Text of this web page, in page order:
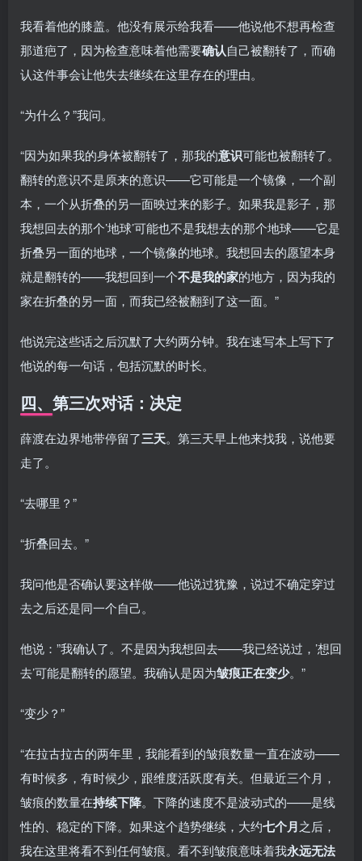
我看着他的膝盖。他没有展示给我看——他说他不想再检查
那道疤了，因为检查意味着他需要确认自己被翻转了，而确
认这件事会让他失去继续在这里存在的理由。
“为什么？”我问。
“因为如果我的身体被翻转了，那我的意识可能也被翻转了。
翻转的意识不是原来的意识——它可能是一个镜像，一个副
本，一个从折叠的另一面映过来的影子。如果我是影子，那
我想回去的那个’地球’可能也不是我想去的那个地球——它是
折叠另一面的地球，一个镜像的地球。我想回去的愿望本身
就是翻转的——我想回到一个不是我的家的地方，因为我的
家在折叠的另一面，而我已经被翻到了这一面。”
他说完这些话之后沉默了大约两分钟。我在速写本上写下了
他说的每一句话，包括沉默的时长。
四、第三次对话：决定
薛渡在边界地带停留了三天。第三天早上他来找我，说他要
走了。
“去哪里？”
“折叠回去。”
我问他是否确认要这样做——他说过犹豫，说过不确定穿过
去之后还是同一个自己。
他说：”我确认了。不是因为我想回去——我已经说过，’想回
去’可能是翻转的愿望。我确认是因为皱痕正在变少。”
“变少？”
“在拉古拉古的两年里，我能看到的皱痕数量一直在波动——
有时候多，有时候少，跟维度活跃度有关。但最近三个月，
皱痕的数量在持续下降。下降的速度不是波动式的——是线
性的、稳定的下降。如果这个趋势继续，大约七个月之后，
我在这里将看不到任何皱痕。看不到皱痕意味着我永远无法